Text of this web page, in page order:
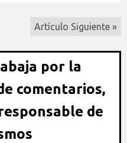
Artículo Siguiente »
por la
comentarios,
de